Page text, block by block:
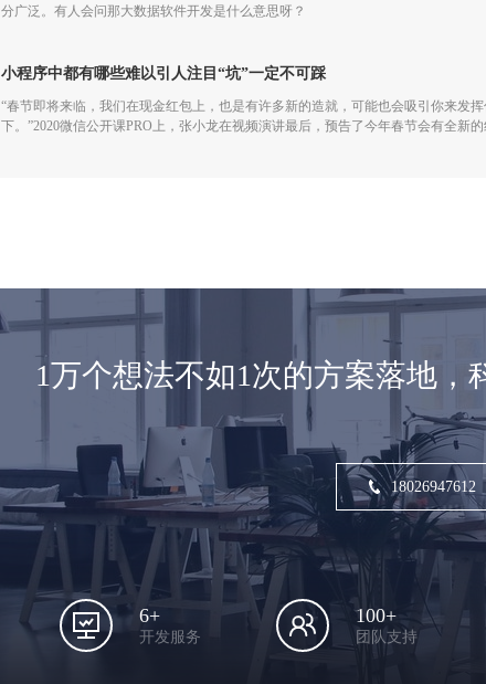
分广泛。有人会问那大数据软件开发是什么意思呀？
小程序中都有哪些难以引人注目“坑”一定不可踩
“春节即将来临，我们在现金红包上，也是有许多新的造就，可能也会吸引你来发
下。”2020微信公开课PRO上，张小龙在视频演讲最后，预告了今年春节会有全新的
1万个想法不如1次的方案落地
18026947612
6+
开发服务
100+
团队支持